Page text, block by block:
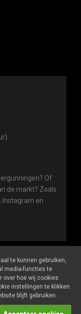
Of
de markt? Zoals
Instagram en
De Markt Online
LOGIN
te kunnen gebruiken,
media-functies te
over hoe wij cookies
instellingen te klikken.
blijft gebruiken.